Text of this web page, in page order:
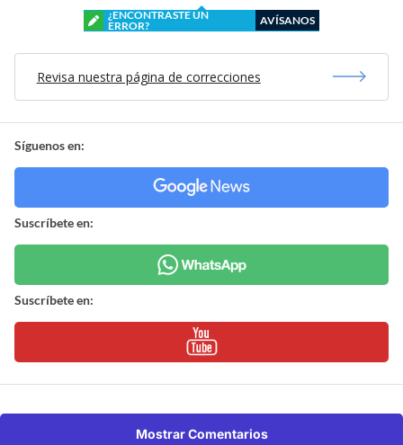
¿ENCONTRASTE UN
ERROR?
AVÍSANOS
Revisa nuestra página de correcciones
Síguenos en:
Suscríbete en:
Suscríbete en:
Mostrar Comentarios